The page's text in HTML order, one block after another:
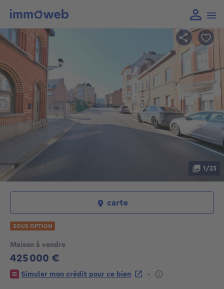
Maison à vendre
425 000 €
425000€
Simuler mon crédit pour ce bien
-
1/23
carte
SOUS OPTION